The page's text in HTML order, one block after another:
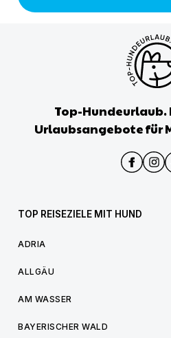
Top-Hundeurlaub.
Urlaubsangebote für
TOP REISEZIELE MIT HUND
ADRIA
ALLGÄU
AM WASSER
BAYERISCHER WALD